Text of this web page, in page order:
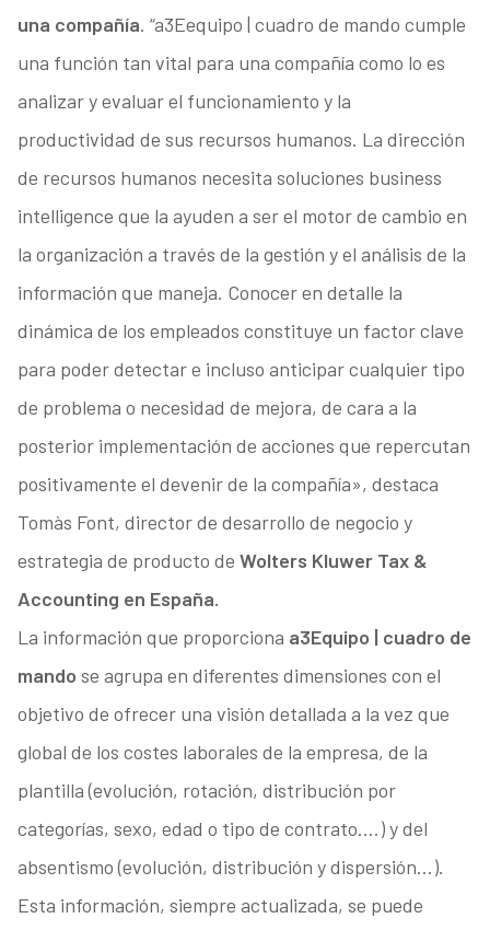
una compañía. “a3Eequipo | cuadro de mando cumple
una función tan vital para una compañía como lo es
analizar y evaluar el funcionamiento y la
productividad de sus recursos humanos. La dirección
de recursos humanos necesita soluciones business
intelligence que la ayuden a ser el motor de cambio en
la organización a través de la gestión y el análisis de la
información que maneja. Conocer en detalle la
dinámica de los empleados constituye un factor clave
para poder detectar e incluso anticipar cualquier tipo
de problema o necesidad de mejora, de cara a la
posterior implementación de acciones que repercutan
positivamente el devenir de la compañía», destaca
Tomàs Font, director de desarrollo de negocio y
estrategia de producto de Wolters Kluwer Tax &
Accounting en España.
La información que proporciona a3Equipo | cuadro de
mando se agrupa en diferentes dimensiones con el
objetivo de ofrecer una visión detallada a la vez que
global de los costes laborales de la empresa, de la
plantilla (evolución, rotación, distribución por
categorías, sexo, edad o tipo de contrato….) y del
absentismo (evolución, distribución y dispersión…).
Esta información, siempre actualizada, se puede